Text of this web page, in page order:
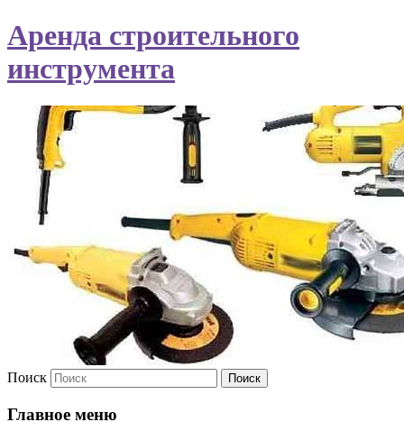
Аренда строительного
инструмента
Поиск
Главное меню